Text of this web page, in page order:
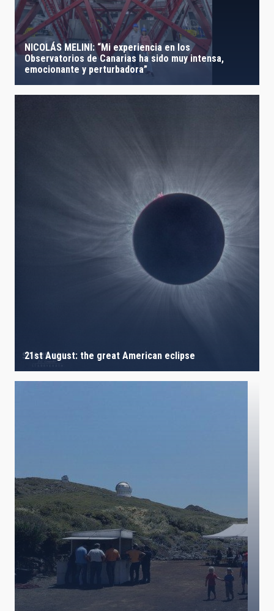
NICOLÁS MELINI: “Mi experiencia en los
Observatorios de Canarias ha sido muy intensa,
emocionante y perturbadora”
21st August: the great American eclipse